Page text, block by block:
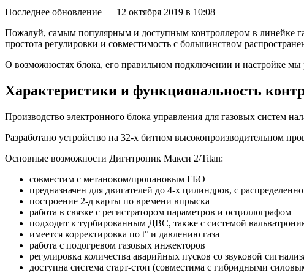
Последнее обновление — 12 октября 2019 в 10:08
Пожалуй, самым популярным и доступным контроллером в линейке
простота регулировки и совместимость с большинством
О возможностях блока, его правильном подключении и настройке мы
Характеристики и функциональность
Производство электронного блока управления для газовых систем
Разработано устройство на 32-х битном высокопроизводительном
Основные возможности Дигитроник Макси 2/Titan:
совместим с метановом/пропановым ГБО
предназначен для двигателей до 4-х цилиндров, с
построение 2-д карты по времени впрыска
работа в связке с регистратором параметров и осциллографом
подходит к турбированным ДВС, также с системой
имеется корректировка по t° и давлению газа
работа с подогревом газовых инжекторов
регулировка количества аварийных пусков со звуковой
доступна система старт-стоп (совместима с гибридными